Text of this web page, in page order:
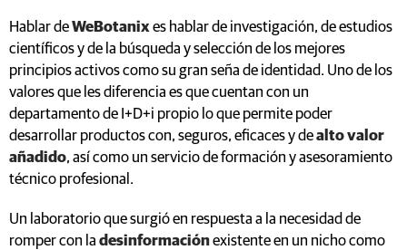
Hablar deWeBotanixes hablar de investigación, de estudios
científicos y de la búsqueda y selección de los mejores
principios activos como su gran seña de identidad. Uno de los
valores que les diferencia es que cuentan con un
departamento de I+D+i propio lo que permite poder
desarrollar productos con, seguros, eficaces y dealto valor
añadido, así como un servicio de formación y asesoramiento
técnico profesional.
Un laboratorio que surgió en respuesta a la necesidad de
romper con la desinformaciónexistente en un nicho como